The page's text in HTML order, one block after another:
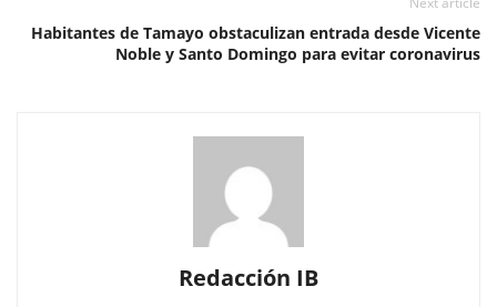
Habitantes de Tamayo obstaculizan entrada desde Vicente
Noble y Santo Domingo para evitar coronavirus
Redacción IB